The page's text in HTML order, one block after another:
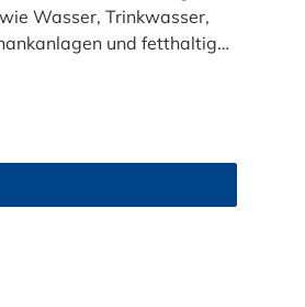
und fetthaltige